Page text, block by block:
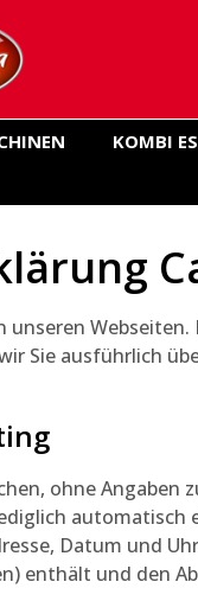
KOMBI
Sie ausführlich
ohne
Datum und
enthält und den